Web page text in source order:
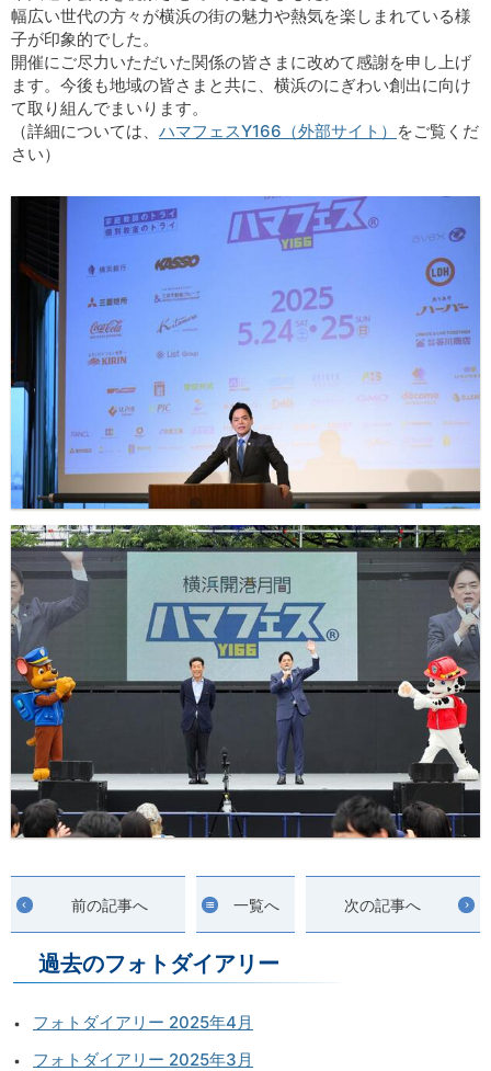
幅広い世代の方々が横浜の街の魅力や熱気を楽しまれている様
子が印象的でした。
開催にご尽力いただいた関係の皆さまに改めて感謝を申し上げ
ます。今後も地域の皆さまと共に、横浜のにぎわい創出に向け
て取り組んでまいります。
（詳細については、 ハマフェスY166（外部サイト） をご覧くだ
さい）
前の記事へ 一覧へ 次の記事へ
過去のフォトダイアリー
フォトダイアリー 2025年4月
フォトダイアリー 2025年3月